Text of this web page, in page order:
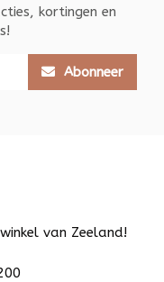
kortingen en
Abonneer
van Zeeland!